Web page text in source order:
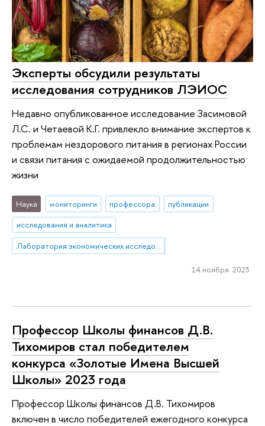
Эксперты обсудили результаты
исследования сотрудников ЛЭИОС
Недавно опубликованное исследование Засимовой
Л.С. и Четаевой К.Г. привлекло внимание экспертов к
проблемам нездорового питания в регионах России
и связи питания с ожидаемой продолжительностью
жизни
Наука мониторинги профессора
публикации
исследования и аналитика
Лаборатория экономических исследований общественного сектора
14 ноября 2023
Профессор Школы финансов Д.В.
Тихомиров стал победителем
конкурса «Золотые Имена Высшей
Школы» 2023 года
Профессор Школы финансов Д.В. Тихомиров
включен в число победителей ежегодного конкурса